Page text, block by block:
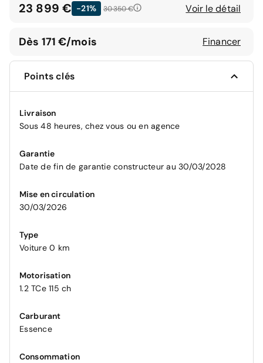
23 899 € -21% 30 350 € Voir le détail
Dès 171 €/mois Financer
Points clés
Livraison
Sous 48 heures, chez vous ou en agence
Garantie
Date de fin de garantie constructeur au 30/03/2028
Mise en circulation
30/03/2026
Type
Voiture 0 km
Motorisation
1.2 TCe 115 ch
Carburant
Essence
Consommation